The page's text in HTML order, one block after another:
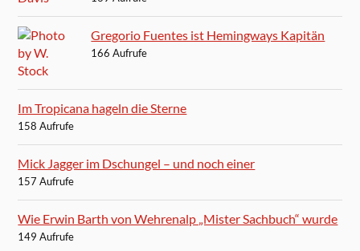
Gregorio Fuentes ist Hemingways Kapitän
166 Aufrufe
Im Tropicana hageln die Sterne
158 Aufrufe
Mick Jagger im Dschungel – und noch einer
157 Aufrufe
Wie Erwin Barth von Wehrenalp „Mister Sachbuch“ wurde
149 Aufrufe